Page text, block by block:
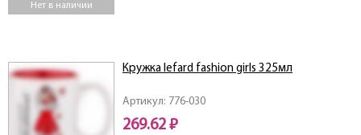
Нет в наличии
Артикул: 776-030
Кружка lefard fashion girls 325мл
269.62 ₽